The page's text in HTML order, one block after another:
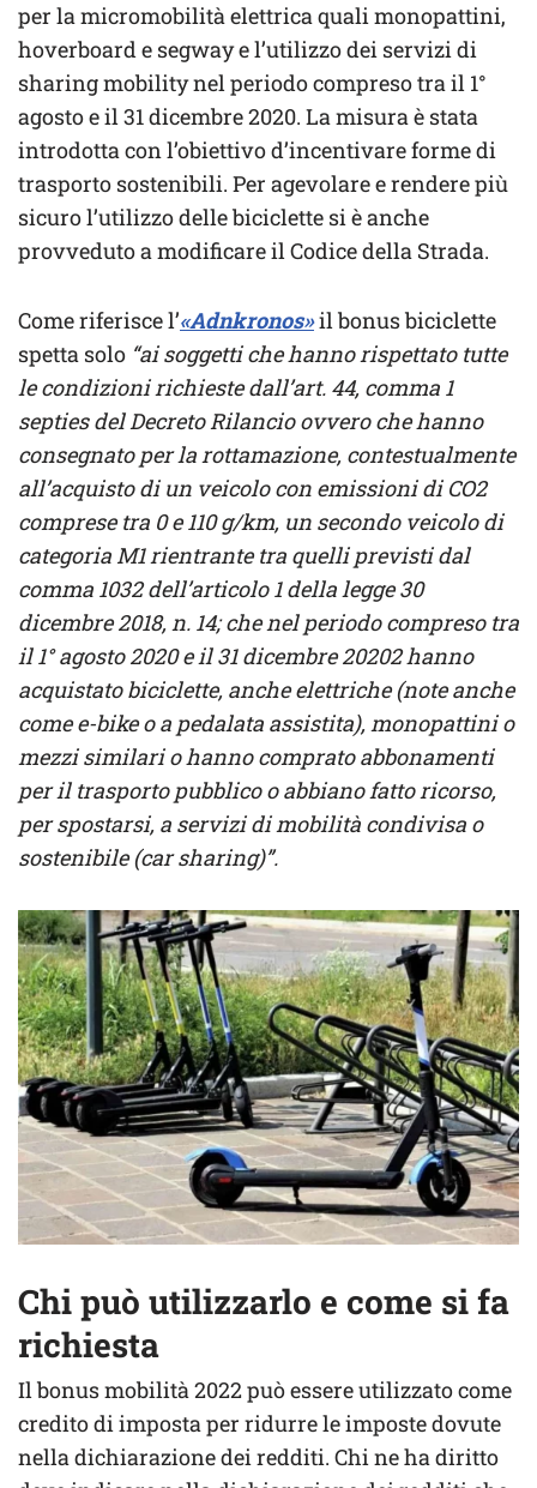
per la micromobilità elettrica quali monopattini,
hoverboard e segway e l’utilizzo dei servizi di
sharing mobility nel periodo compreso tra il 1°
agosto e il 31 dicembre 2020. La misura è stata
introdotta con l’obiettivo d’incentivare forme di
trasporto sostenibili. Per agevolare e rendere più
sicuro l’utilizzo delle biciclette si è anche
provveduto a modificare il Codice della Strada.
Come riferisce l’«Adnkronos»il bonus biciclette
spetta solo “ai soggetti che hanno rispettato tutte
le condizioni richieste dall’art. 44, comma 1
septies del Decreto Rilancio ovvero che hanno
consegnato per la rottamazione, contestualmente
all’acquisto di un veicolo con emissioni di CO2
comprese tra 0 e 110 g/km, un secondo veicolo di
categoria M1 rientrante tra quelli previsti dal
comma 1032 dell’articolo 1 della legge 30
dicembre 2018, n. 14; che nel periodo compreso tra
il 1° agosto 2020 e il 31 dicembre 20202 hanno
acquistato biciclette, anche elettriche (note anche
come e-bike o a pedalata assistita), monopattini o
mezzi similari o hanno comprato abbonamenti
per il trasporto pubblico o abbiano fatto ricorso,
per spostarsi, a servizi di mobilità condivisa o
sostenibile (car sharing)”.
Chi può utilizzarlo e come si fa
richiesta
Il bonus mobilità 2022 può essere utilizzato come
credito di imposta per ridurre le imposte dovute
nella dichiarazione dei redditi. Chi ne ha diritto